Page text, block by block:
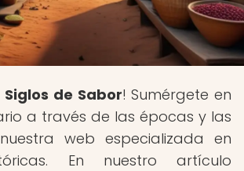
Siglos de Sabor! Sumérgete en
a través de las épocas y las
web especializada en
En nuestro artículo